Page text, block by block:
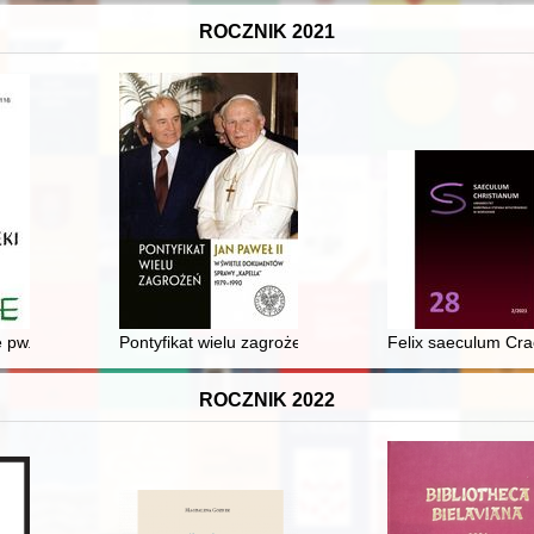
ROCZNIK 2021
św. Hieronima w Kobryniu w świetle protokołu wizytacyjnego z
Pontyfikat wielu zagrożeń : Jan Paweł II w świetle
Felix saeculum
ROCZNIK 2022